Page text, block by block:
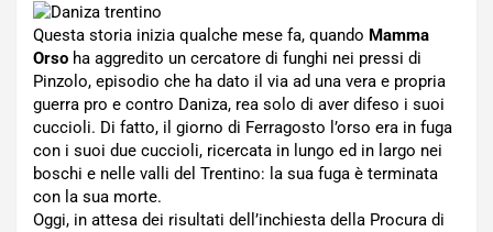
Questa storia inizia qualche mese fa, quando Mamma
Orso ha aggredito un cercatore di funghi nei pressi di
Pinzolo, episodio che ha dato il via ad una vera e propria
guerra pro e contro Daniza, rea solo di aver difeso i suoi
cuccioli. Di fatto, il giorno di Ferragosto l’orso era in fuga
con i suoi due cuccioli, ricercata in lungo ed in largo nei
boschi e nelle valli del Trentino: la sua fuga è terminata
con la sua morte.
Oggi, in attesa dei risultati dell’inchiesta della Procura di